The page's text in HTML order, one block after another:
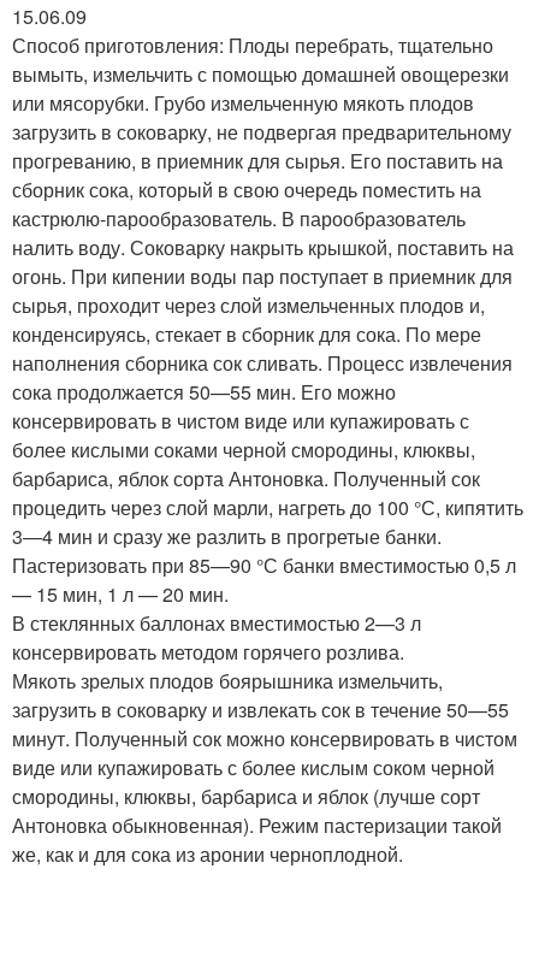
15.06.09
Способ приготовления: Плоды перебрать, тщательно
вымыть, измельчить с помощью домашней овощерезки
или мясорубки. Грубо измельченную мякоть плодов
загрузить в соковарку, не подвергая предварительному
прогреванию, в приемник для сырья. Его поставить на
сборник сока, который в свою очередь поместить на
кастрюлю-парообразователь. В парообразователь
налить воду. Соковарку накрыть крышкой, поставить на
огонь. При кипении воды пар поступает в приемник для
сырья, проходит через слой измельченных плодов и,
конденсируясь, стекает в сборник для сока. По мере
наполнения сборника сок сливать. Процесс извлечения
сока продолжается 50—55 мин. Его можно
консервировать в чистом виде или купажировать с
более кислыми соками черной смородины, клюквы,
барбариса, яблок сорта Антоновка. Полученный сок
процедить через слой марли, нагреть до 100 °С, кипятить
3—4 мин и сразу же разлить в прогретые банки.
Пастеризовать при 85—90 °С банки вместимостью 0,5 л
— 15 мин, 1 л — 20 мин.
В стеклянных баллонах вместимостью 2—3 л
консервировать методом горячего розлива.
Мякоть зрелых плодов боярышника измельчить,
загрузить в соковарку и извлекать сок в течение 50—55
минут. Полученный сок можно консервировать в чистом
виде или купажировать с более кислым соком черной
смородины, клюквы, барбариса и яблок (лучше сорт
Антоновка обыкновенная). Режим пастеризации такой
же, как и для сока из аронии черноплодной.